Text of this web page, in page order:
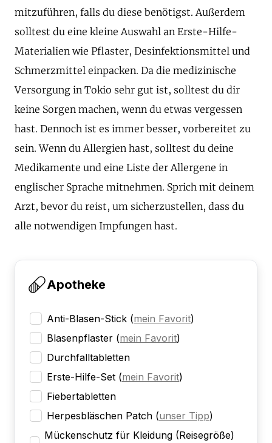
mitzuführen, falls du diese benötigst. Außerdem
solltest du eine kleine Auswahl an Erste-Hilfe-
Materialien wie Pflaster, Desinfektionsmittel und
Schmerzmittel einpacken. Da die medizinische
Versorgung in Tokio sehr gut ist, solltest du dir
keine Sorgen machen, wenn du etwas vergessen
hast. Dennoch ist es immer besser, vorbereitet zu
sein. Wenn du Allergien hast, solltest du deine
Medikamente und eine Liste der Allergene in
englischer Sprache mitnehmen. Sprich mit deinem
Arzt, bevor du reist, um sicherzustellen, dass du
alle notwendigen Impfungen hast.
Apotheke
Anti-Blasen-Stick (mein Favorit)
Blasenpflaster (mein Favorit)
Durchfalltabletten
Erste-Hilfe-Set (mein Favorit)
Fiebertabletten
Herpesbläschen Patch (unser Tipp)
Mückenschutz für Kleidung (Reisegröße)